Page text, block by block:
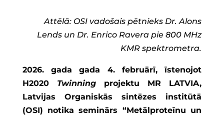
Attēlā: OSI vadošais pētnieks Dr. Alons
Lends un Dr. Enrico Ravera pie 800 MHz
KMR spektrometra.
2026. gada gada 4. februārī, īstenojot
H2020 Twinningprojektu MR LATVIA,
Latvijas Organiskās sintēzes institūtā
(OSI) notika seminārs “Metālproteīnu un